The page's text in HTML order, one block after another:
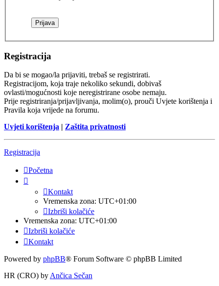
Registracija
Da bi se mogao/la prijaviti, trebaš se registrirati.
Registracijom, koja traje nekoliko sekundi, dobivaš
ovlasti/mogućnosti koje neregistrirane osobe nemaju.
Prije registriranja/prijavljivanja, molim(o), prouči Uvjete korištenja i
Pravila koja vrijede na forumu.
Uvjeti korištenja | Zaštita privatnosti
Registracija
Početna
Kontakt
Vremenska zona: UTC+01:00
Izbriši kolačiće
Vremenska zona: UTC+01:00
Izbriši kolačiće
Kontakt
Powered by phpBB® Forum Software © phpBB Limited
HR (CRO) by Ančica Sečan